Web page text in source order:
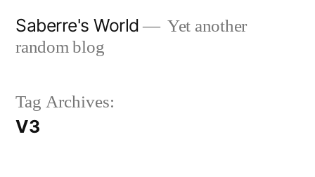
Saberre's World
Yet another
random blog
Tag Archives:
V3